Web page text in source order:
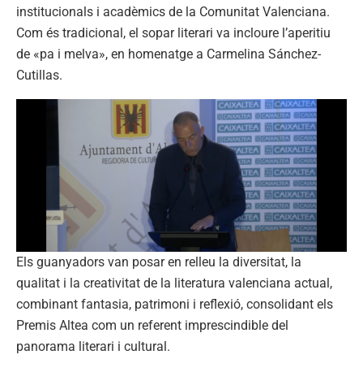
institucionals i acadèmics de la Comunitat Valenciana.
Com és tradicional, el sopar literari va incloure l’aperitiu
de «pa i melva», en homenatge a Carmelina Sánchez-
Cutillas.
Els guanyadors van posar en relleu la diversitat, la
qualitat i la creativitat de la literatura valenciana actual,
combinant fantasia, patrimoni i reflexió, consolidant els
Premis Altea com un referent imprescindible del
panorama literari i cultural.